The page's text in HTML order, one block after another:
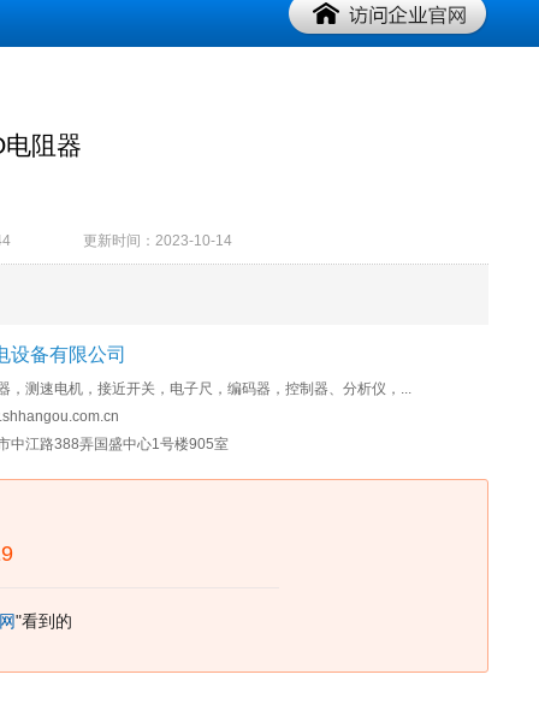
阻器
更新时间：2023-10-14
设备有限公司
，测速电机，接近开关，电子尺，编码器，控制器、分析仪，...
中江路388弄国盛中心1号楼905室
"看到的